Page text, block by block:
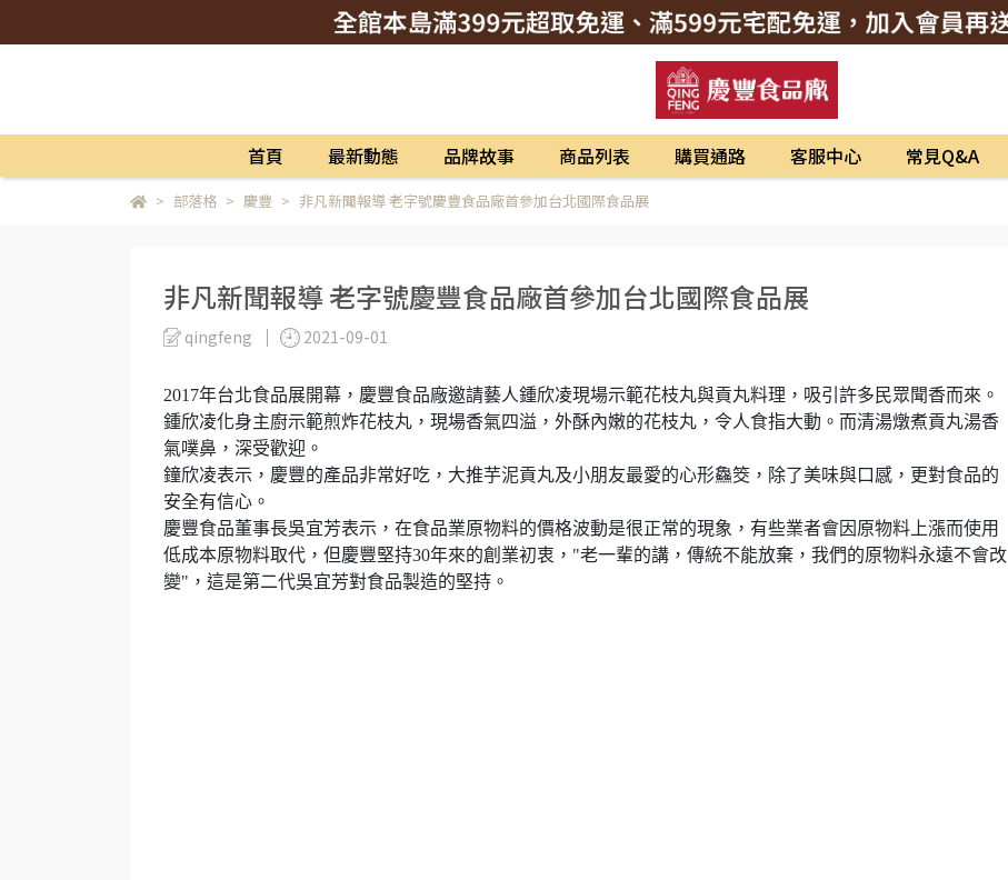
首頁 最新動態 品牌故事 商品列表 購買通路 客服中心 常見Q&A
部落格 慶豐 非凡新聞報導 老字號慶豐食品廠首參加台北國際食品展
非凡新聞報導 老字號慶豐食品廠首參加台北國際食品展
qingfeng 2021-09-01
2017年台北食品展開幕，慶豐食品廠邀請藝人鍾欣凌現場示範花枝丸與貢丸料理，吸引許多民眾聞香而來。
鍾欣凌化身主廚示範煎炸花枝丸，現場香氣四溢，外酥內嫩的花枝丸，令人食指大動。而清湯燉煮貢丸湯香
氣噗鼻，深受歡迎。
鐘欣凌表示，慶豐的產品非常好吃，大推芋泥貢丸及小朋友最愛的心形鱻筊，除了美味與口感，更對食品的
安全有信心。
慶豐食品董事長吳宜芳表示，在食品業原物料的價格波動是很正常的現象，有些業者會因原物料上漲而使用
低成本原物料取代，但慶豐堅持30年來的創業初衷，"老一輩的講，傳統不能放棄，我們的原物料永遠不會改
變"，這是第二代吳宜芳對食品製造的堅持。